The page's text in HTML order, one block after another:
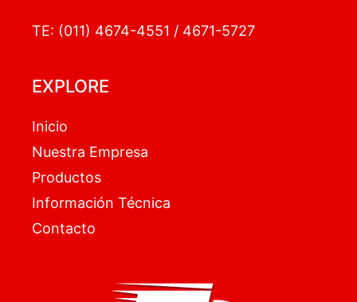
TE: (011) 4674-4551 / 4671-5727
EXPLORE
Inicio
Nuestra Empresa
Productos
Información Técnica
Contacto